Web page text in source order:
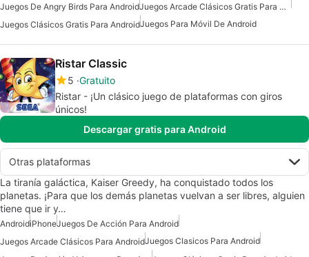
Juegos De Angry Birds Para Android
Juegos Arcade Clásicos Gratis Para Android
Juegos Clásicos Gratis Para AndroidJuegos Para Móvil De Android
Ristar Classic
5 Gratuito
Ristar - ¡Un clásico juego de plataformas con giros
únicos!
Descargar gratis para Android
Otras plataformas
La tiranía galáctica, Kaiser Greedy, ha conquistado todos los
planetas. ¡Para que los demás planetas vuelvan a ser libres, alguien
tiene que ir y…
AndroidiPhoneJuegos De Acción Para Android
Juegos Arcade Clásicos Para AndroidJuegos Clasicos Para Android